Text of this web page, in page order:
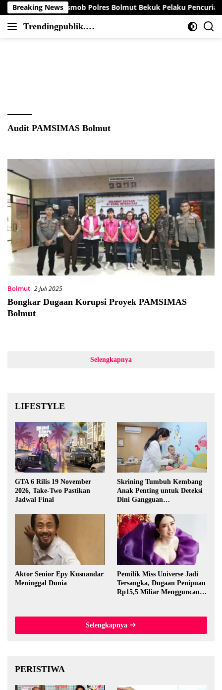
Langsung
ke
konten
Breaking News
Tim Resmob Polres Bolmut Bekuk Pelaku Pencurian
Trendingpublik.co
Berita
Audit PAMSIMAS Bolmut
Bolmut 2 Juli 2025
Bongkar Dugaan Korupsi Proyek PAMSIMAS
Bolmut
Selengkapnya
LIFESTYLE
GTA 6 Rilis 19 November
2026, Take-Two Pastikan
Jadwal Final
Skrining Tumbuh Kembang
Anak Penting untuk Deteksi
Dini Gangguan
Aktor Senior Epy Kusnandar
Meninggal Dunia
Pemilik Miss Universe Jadi
Tersangka, Dugaan Penipuan
Rp15,5 Miliar Mengguncang
Selengkapnya
PERISTIWA